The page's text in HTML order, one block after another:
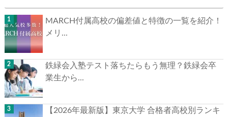
MARCH付属高校の偏差値と特徴の一覧を紹介！
メリ...
鉄緑会入塾テスト落ちたらもう無理？鉄緑会卒
業生から...
【2026年最新版】東京大学 合格者高校別ランキ